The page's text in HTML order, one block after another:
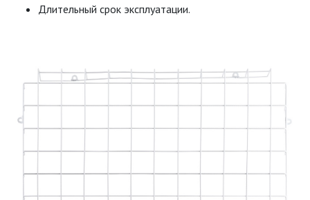
КАБЕЛЕНЕСУЩИЕ СИСТЕМЫ
Длительный срок эксплуатации.